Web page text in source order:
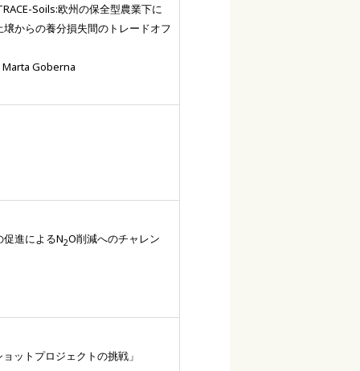
Soils:欧州の保全型農業下に
からの養分損失間のトレードオフ
Goberna
進によるN2O削減へのチャレン
ットプロジェクトの挑戦」